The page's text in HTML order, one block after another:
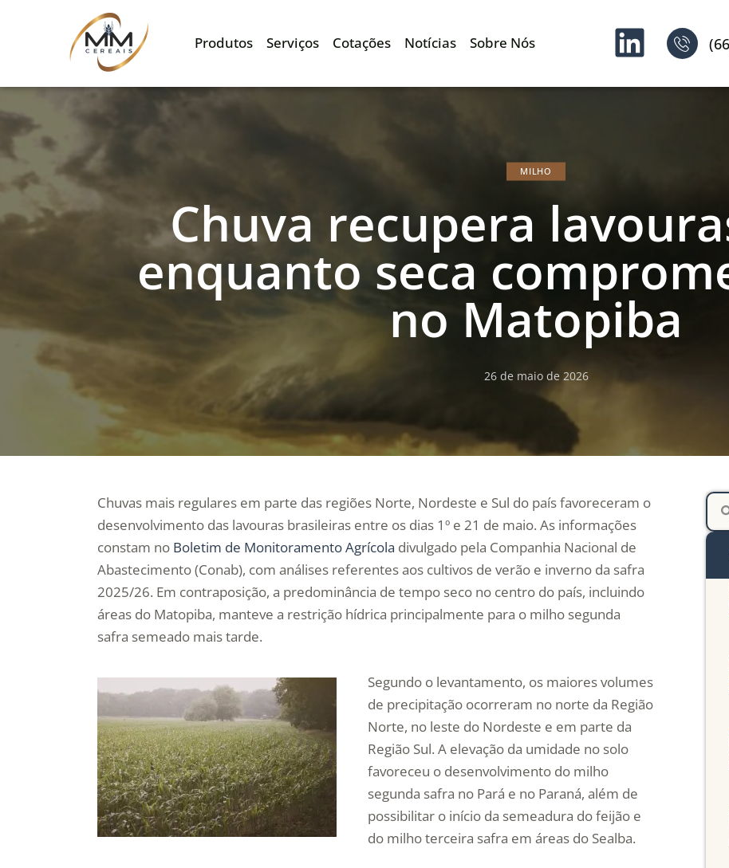
Produtos Serviços Cotações Notícias Sobre Nós
MILHO
Chuva recupera
enquanto seca
no Matopiba
26 de maio de 2026
Chuvas mais regulares em parte das regiões Norte, Nordeste e Sul do país favoreceram o
desenvolvimento das lavouras brasileiras entre os dias 1º e 21 de maio. As informações
constam no Boletim de Monitoramento Agrícola divulgado pela Companhia Nacional de
Abastecimento (Conab), com análises referentes aos cultivos de verão e inverno da safra
2025/26. Em contraposição, a predominância de tempo seco no centro do país, incluindo
áreas do Matopiba, manteve a restrição hídrica principalmente para o milho segunda
safra semeado mais tarde.
Segundo o levantamento, os maiores volumes
de precipitação ocorreram no norte da Região
Norte, no leste do Nordeste e em parte da
Região Sul. A elevação da umidade no solo
favoreceu o desenvolvimento do milho
segunda safra no Pará e no Paraná, além de
possibilitar o início da semeadura do feijão e
do milho terceira safra em áreas do Sealba.